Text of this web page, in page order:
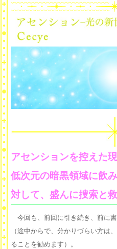
アセンションを控えた
低次元の暗黒領域に飲
対して、盛んに捜索と
今回も、前回に引き続き、前に
（途中からで、分かりづらい方は
ることを勧めます）。